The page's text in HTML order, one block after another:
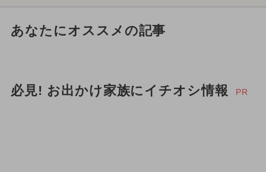
あなたにオススメの記事
必見! お出かけ家族にイチオシ情報 PR